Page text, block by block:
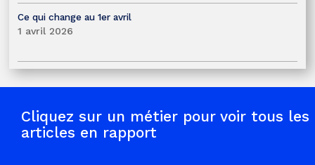
Ce qui change au 1er avril
1 avril 2026
Cliquez sur un métier pour voir tous les
articles en rapport